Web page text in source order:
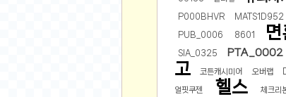
스티커 환전소
등업 안내
원팡 홍보 이벤트
P000BHVR MATS1D952
PUB_0006 8601
SIA_0325 PTA_0002
고
코튼캐시미어 오버랩
얼핏쿠젠 헬스 체크리